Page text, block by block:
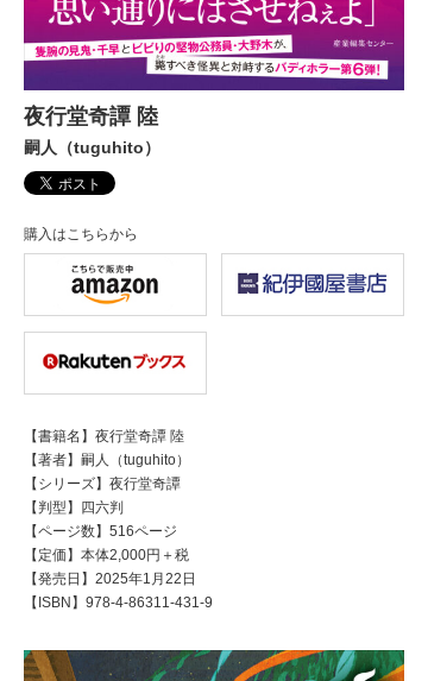
夜行堂奇譚 陸
嗣人（tuguhito）
購入はこちらから
【書籍名】夜行堂奇譚 陸
【著者】嗣人（tuguhito）
【シリーズ】夜行堂奇譚
【判型】四六判
【ページ数】516ページ
【定価】本体2,000円＋税
【発売日】2025年1月22日
【ISBN】978-4-86311-431-9